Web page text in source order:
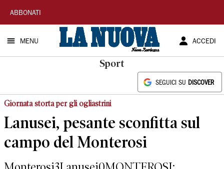
La
Nuova
Sardegna
ABBONATI
MENU ACCEDI
Sport
SEGUICI SU DISCOVER
Giornata storta per gli ogliastrini
Lanusei, pesante sconfitta sul
campo del Monterosi